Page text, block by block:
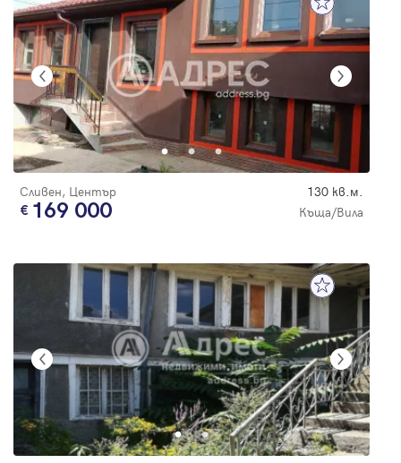
Сливен, Център 130 кв.м.
169 000 Къща/Вила